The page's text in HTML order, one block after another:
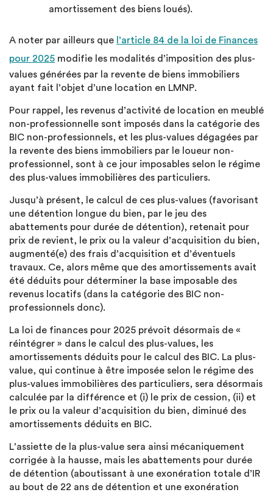
amortissement des biens loués).
A noter par ailleurs que l’article 84 de la loi de Finances
pour 2025 modifie les modalités d’imposition des plus-
values générées par la revente de biens immobiliers
ayant fait l’objet d’une location en LMNP.
Pour rappel, les revenus d’activité de location en meublé
non-professionnelle sont imposés dans la catégorie des
BIC non-professionnels, et les plus-values dégagées par
la revente des biens immobiliers par le loueur non-
professionnel, sont à ce jour imposables selon le régime
des plus-values immobilières des particuliers.
Jusqu’à présent, le calcul de ces plus-values (favorisant
une détention longue du bien, par le jeu des
abattements pour durée de détention), retenait pour
prix de revient, le prix ou la valeur d’acquisition du bien,
augmenté(e) des frais d’acquisition et d’éventuels
travaux. Ce, alors même que des amortissements avait
été déduits pour déterminer la base imposable des
revenus locatifs (dans la catégorie des BIC non-
professionnels donc).
La loi de finances pour 2025 prévoit désormais de «
réintégrer » dans le calcul des plus-values, les
amortissements déduits pour le calcul des BIC. La plus-
value, qui continue à être imposée selon le régime des
plus-values immobilières des particuliers, sera désormais
calculée par la différence et (i) le prix de cession, (ii) et
le prix ou la valeur d’acquisition du bien, diminué des
amortissements déduits en BIC.
L’assiette de la plus-value sera ainsi mécaniquement
corrigée à la hausse, mais les abattements pour durée
de détention (aboutissant à une exonération totale d’IR
au bout de 22 ans de détention et une exonération